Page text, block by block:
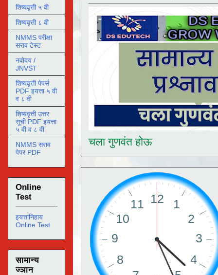
चला गुणवंत होऊ
शिष्यवृत्ती ५ वी
शिष्यवृत्ती ८ वी
NMMS परीक्षा
सराव टेस्ट
नवोदय /
JNVST
शिष्यवृत्ती पेपर्स
PDF इयत्ता ५ वी
व ८ वी
शिष्यवृत्ती उत्तर
सूची PDF इयत्ता
५ वी व ८ वी
NMMS सराव
पेपर PDF
Online
Test
इयत्तानिहाय
Online Test
सामान्य
ज्ञान